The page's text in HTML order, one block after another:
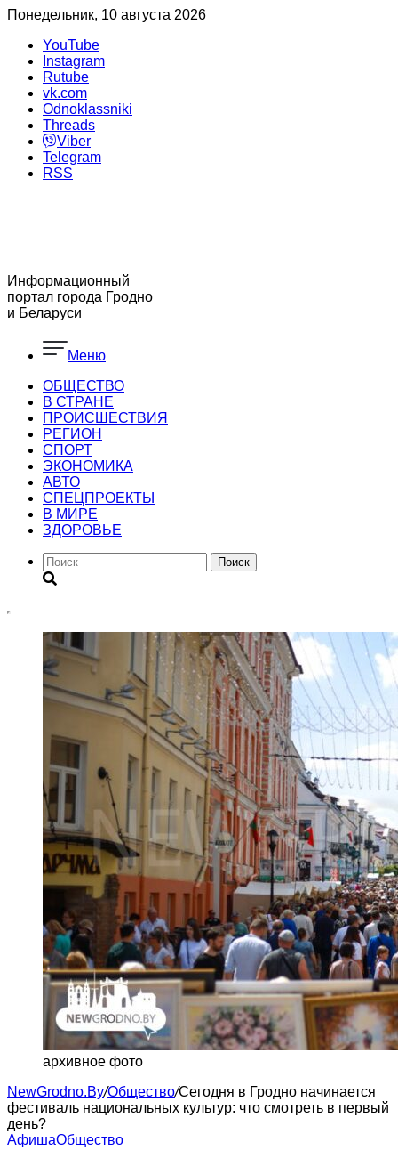
Понедельник, 10 августа 2026
YouTube
Instagram
Rutube
vk.com
Odnoklassniki
Threads
Viber
Telegram
RSS
Информационный
портал города Гродно
и Беларуси
Меню
ОБЩЕСТВО
В СТРАНЕ
ПРОИСШЕСТВИЯ
РЕГИОН
CПОРТ
ЭКОНОМИКА
АВТО
СПЕЦПРОЕКТЫ
В МИРЕ
ЗДОРОВЬЕ
Поиск
архивное фото
NewGrodno.By/Общество/Сегодня в Гродно начинается
фестиваль национальных культур: что смотреть в первый
день?
АфишаОбщество